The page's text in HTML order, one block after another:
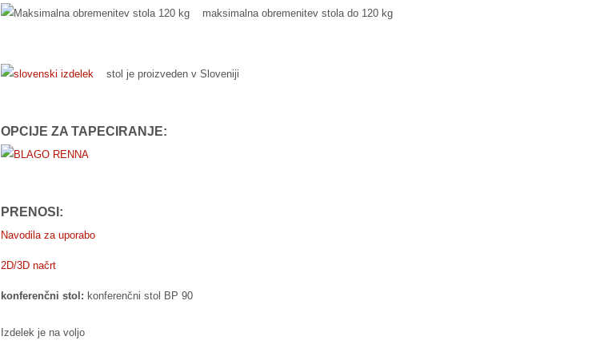
maksimalna obremenitev stola do 120 kg
stol je proizveden v Sloveniji
OPCIJE ZA TAPECIRANJE:
PRENOSI:
Navodila za uporabo
2D/3D načrt
konferenčni stol: konferenčni stol BP 90
Izdelek je na voljo